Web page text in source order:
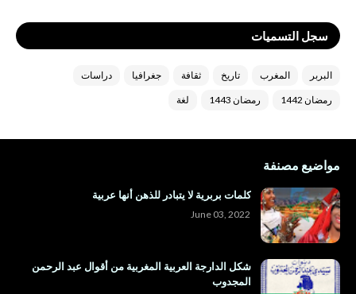
سجل التسميات
البربر المغرب تاريخ ثقافة جغرافيا دراسات
رمضان 1442 رمضان 1443 لغة
مواضيع مصنفة
كلمات بربرية لا يتبادر للذهن أنها عربية
June 03, 2022
شكل الدارجة العربية المغربية من أقوال عبد الرحمن
المجدوب